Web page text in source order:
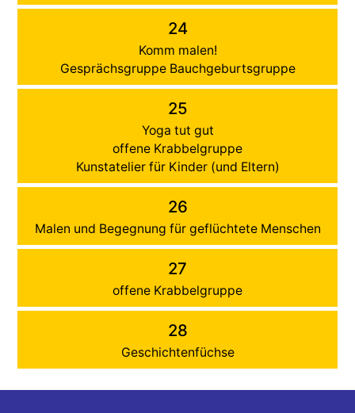
24
Komm malen!
Gesprächsgruppe Bauchgeburtsgruppe
25
Yoga tut gut
offene Krabbelgruppe
Kunstatelier für Kinder (und Eltern)
26
Malen und Begegnung für geflüchtete Menschen
27
offene Krabbelgruppe
28
Geschichtenfüchse